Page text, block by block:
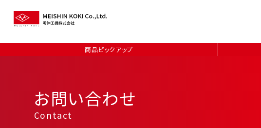
商品ピックアップ
お問い合わせ
Contact